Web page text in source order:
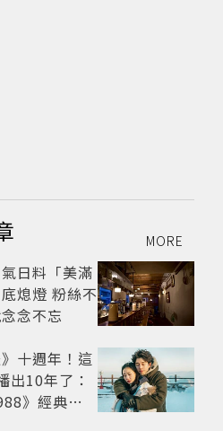
MORE
日料「美滿
熄燈 粉絲不
念不忘
十週年！這
出10年了：
》經典不